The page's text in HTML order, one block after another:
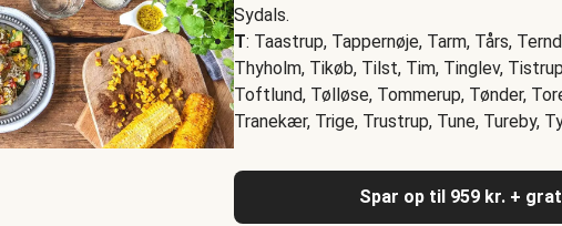
Sydals.
T: Taastrup, Tappernøje, Tarm, Tårs,
Thyholm, Tikøb, Tilst, Tim, Tinglev,
Toftlund, Tølløse, Tommerup, Tønder,
Tranekær, Trige, Trustrup, Tune, Tureby,
Spar op til 959 kr. +